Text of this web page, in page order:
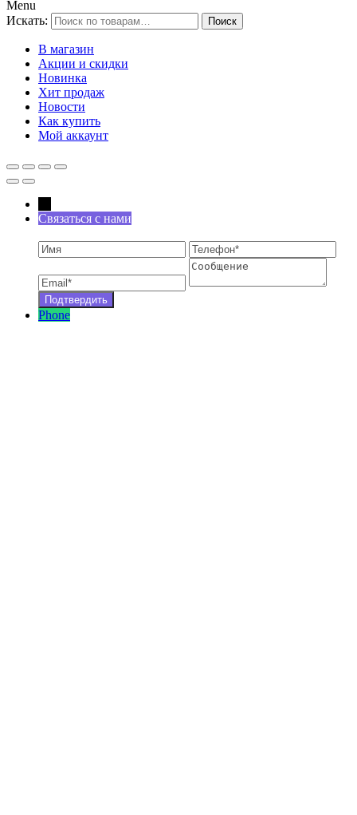
Menu
Искать:
Поиск
В магазин
Акции и скидки
Новинка
Хит продаж
Новости
Как купить
Мой аккаунт
Связаться с нами
Phone